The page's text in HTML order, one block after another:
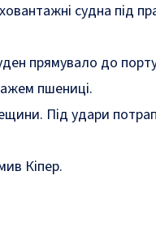
судна під
прямувало до
пшениці.
Під удари
Кіпер.